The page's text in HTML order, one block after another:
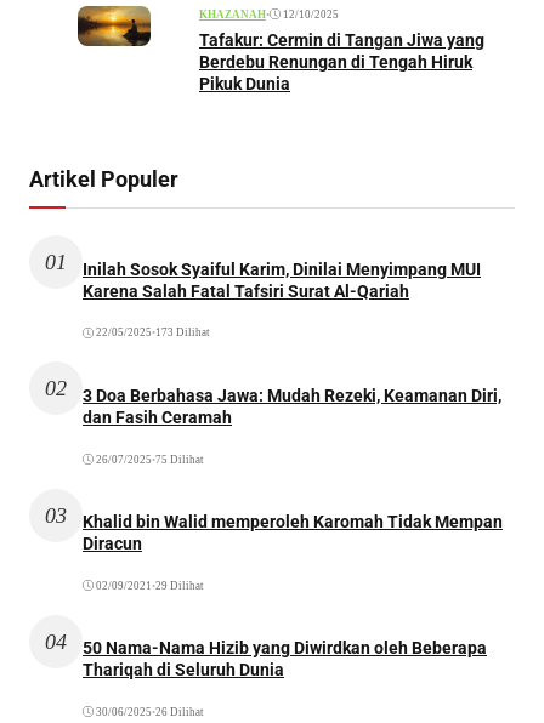
KHAZANAH• 12/10/2025
Tafakur: Cermin di Tangan Jiwa yang
Berdebu Renungan di Tengah Hiruk
Pikuk Dunia
Artikel Populer
01
Inilah Sosok Syaiful Karim, Dinilai Menyimpang MUI
Karena Salah Fatal Tafsiri Surat Al-Qariah
22/05/2025 •173 Dilihat
02
3 Doa Berbahasa Jawa: Mudah Rezeki, Keamanan Diri,
dan Fasih Ceramah
26/07/2025 •75 Dilihat
03
Khalid bin Walid memperoleh Karomah Tidak Mempan
Diracun
02/09/2021 •29 Dilihat
04
50 Nama-Nama Hizib yang Diwirdkan oleh Beberapa
Thariqah di Seluruh Dunia
30/06/2025 •26 Dilihat